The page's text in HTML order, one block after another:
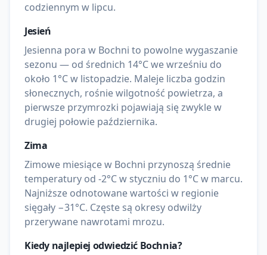
codziennym w lipcu.
Jesień
Jesienna pora w Bochni to powolne wygaszanie
sezonu — od średnich 14°C we wrześniu do
około 1°C w listopadzie. Maleje liczba godzin
słonecznych, rośnie wilgotność powietrza, a
pierwsze przymrozki pojawiają się zwykle w
drugiej połowie października.
Zima
Zimowe miesiące w Bochni przynoszą średnie
temperatury od -2°C w styczniu do 1°C w marcu.
Najniższe odnotowane wartości w regionie
sięgały −31°C. Częste są okresy odwilży
przerywane nawrotami mrozu.
Kiedy najlepiej odwiedzić Bochnia?